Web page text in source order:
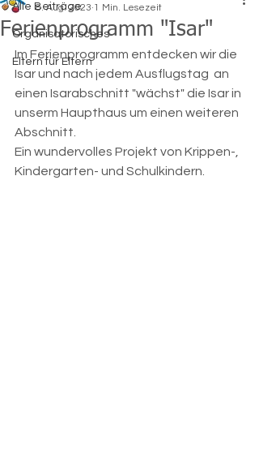
Alle Beiträge
Organisatorisches
Eltern für Eltern
Ferienprogramm "Isar"
8. Aug. 2023 1 Min. Lesezeit
Im Ferienprogramm entdecken wir die
Isar und nach jedem Ausflugstag  an
einen Isarabschnitt "wächst" die Isar in
unserm Haupthaus um einen weiteren
Abschnitt.
Ein wundervolles Projekt von Krippen-,
Kindergarten- und Schulkindern.